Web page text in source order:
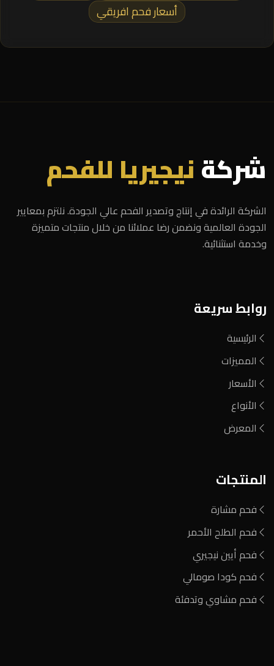
أسعار فحم افريقي
شركةنيجيريا للفحم
الشركة الرائدة في إنتاج وتصدير الفحم عالي الجودة. نلتزم بمعايير
الجودة العالمية ونضمن رضا عملائنا من خلال منتجات متميزة
وخدمة استثنائية.
روابط سريعة
الرئيسية
المميزات
الأسعار
الأنواع
المعرض
المنتجات
فحم مشارة
فحم الطلح الأحمر
فحم أيين نيجيري
فحم كودا صومالي
فحم مشاوي وتدفئة